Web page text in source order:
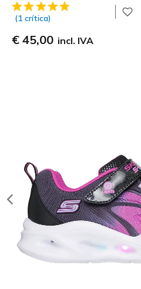
4$9 de 5 – Classificação do
(1 crítica)
€ 45,00 incl. IVA